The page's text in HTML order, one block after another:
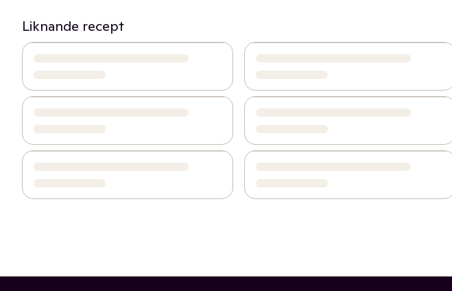
Liknande recept